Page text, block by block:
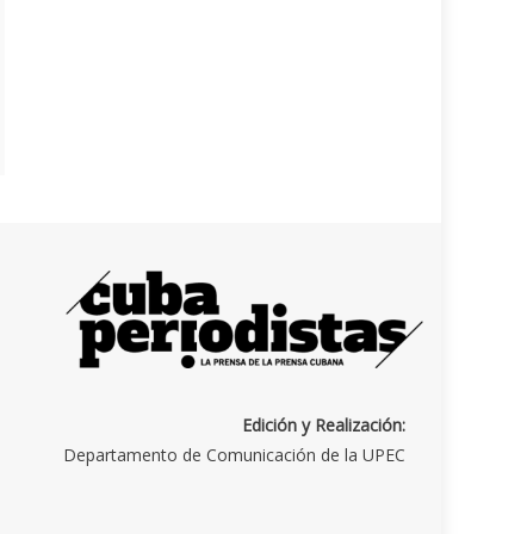
Edición y Realización:
Departamento de Comunicación de la UPEC